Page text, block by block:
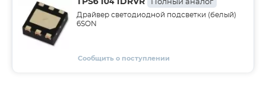
TPS61041DRVR Полный аналог
Драйвер светодиодной подсветки (белый)
6SON
Сообщить о поступлении